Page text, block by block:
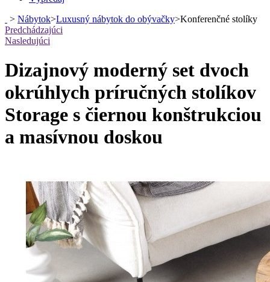
> Nábytok>Luxusný nábytok do obývačky>Konferenčné stolíky
Predchádzajúci
Nasledujúci
Dizajnový moderný set dvoch
okrúhlych príručných stolíkov
Storage s čiernou konštrukciou
a masívnou doskou